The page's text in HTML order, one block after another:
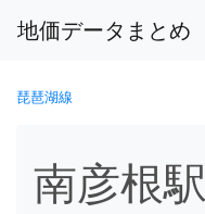
地価データまとめ
琵琶湖線
南彦根駅